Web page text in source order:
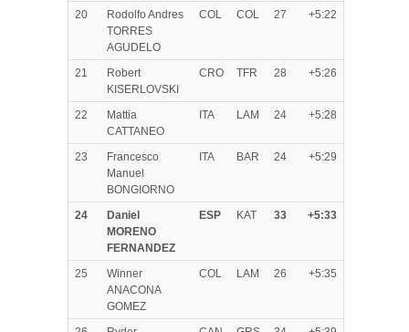
20
Rodolfo Andres
TORRES
AGUDELO
COL COL 27 +5:22
21
Robert
KISERLOVSKI
CRO TFR 28 +5:26
22
Mattia
CATTANEO
ITA LAM 24 +5:28
23
Francesco
Manuel
BONGIORNO
ITA BAR 24 +5:29
24
Daniel
MORENO
FERNANDEZ
ESP KAT 33 +5:33
25
Winner
ANACONA
GOMEZ
COL LAM 26 +5:35